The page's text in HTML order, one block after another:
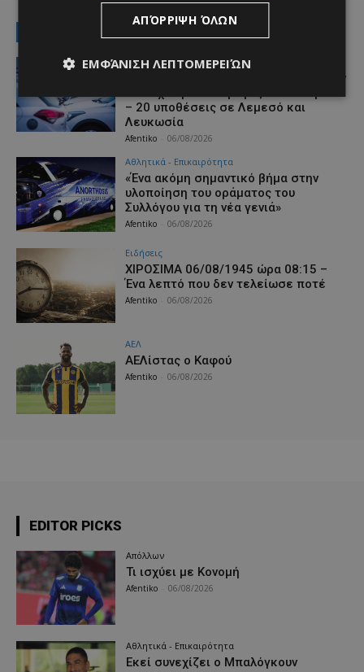
Ειδήσεις
Σύλληψη 37χρονου για απάτη άνω των
– 20 υποθέσεις σε Λεμεσό και
Λευκωσία
Afentiko 06/08/2026
Αθλητικά - Επικαιρότητα
«Ένα ακόμη σημαντικό βήμα στην
υλοποίηση του οράματος του
Συλλόγου για τη νέα γενιά»
Afentiko 06/08/2026
Ειδήσεις
ΧΙΡΟΣΙΜΑ 06/08/1945 ώρα 08:15 –
Ένα λεπτό που δεν τελείωσε ποτέ
Afentiko 06/08/2026
ΑΕΛ
ΑΕΛίστας ο Καφού
Afentiko 06/08/2026
EDITOR PICKS
Απόλλων
Τι ισχύει με Κονομή
Afentiko 06/08/2026
Αθλητικά - Επικαιρότητα
Εκεί συνεχίζει ο Μπαλόγκουν
ΑΠΌΡΡΙΨΗ ΌΛΩΝ
ΕΜΦΆΝΙΣΗ ΛΕΠΤΟΜΕΡΕΙΏΝ